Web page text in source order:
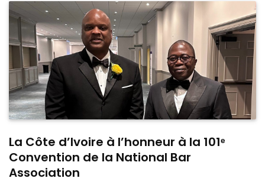
La Côte d’Ivoire à l’honneur à la 101ᵉ
Convention de la National Bar
Association